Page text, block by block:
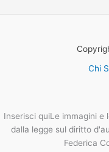
Chi
Inserisci quiLe immagini
dalla legge sul diritto
Federica